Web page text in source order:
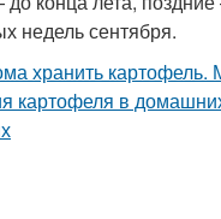
недель сентября.